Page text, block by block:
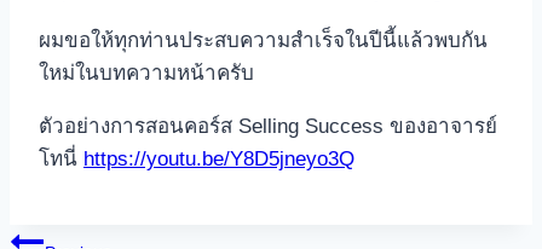
ผมขอให้ทุกท่านประสบความสำเร็จในปีนี้แล้วพบกัน
ใหม่ในบทความหน้าครับ
ตัวอย่างการสอนคอร์ส Selling Success ของอาจารย์
โทนี่ https://youtu.be/Y8D5jneyo3Q